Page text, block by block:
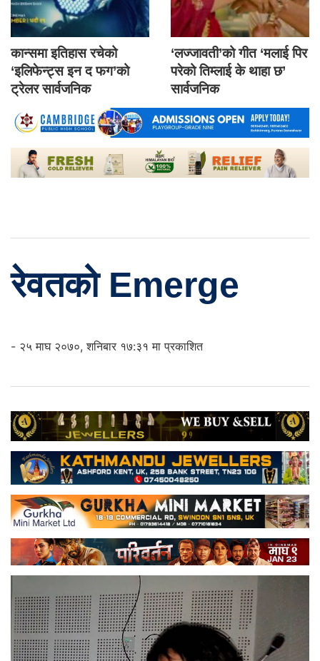
कान्समा इतिहास रचेको
‘इलिफेन्ट्स इन द फग’को
ट्रेलर सार्वजनिक
‘लज्जावती’को गीत ‘मलाई पिर
परेको तिम्लाई के थाहा छ’
सार्वजनिक
रेवतको Emerge
- २५ माघ २०७०, शनिबार १७:३१ मा प्रकाशित